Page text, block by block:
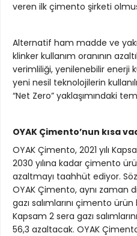
veren ilk çimento şirketi
Alternatif ham madde ve yakıt
klinker kullanım oranının
verimliliği, yenilenebilir enerji
yeni nesil teknolojilerin
“Net Zero” yaklaşımındaki
OYAK Çimento’nun kısa
OYAK Çimento, 2021 yılı
2030 yılına kadar çimento
azaltmayı taahhüt ediyor.
OYAK Çimento, aynı zaman
gazı salımlarını çimento
Kapsam 2 sera gazı
56,3 azaltacak. OYAK